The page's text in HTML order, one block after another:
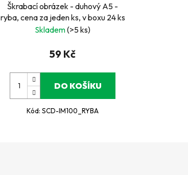
Škrabací obrázek - duhový A5 -
ryba, cena za jeden ks, v boxu 24 ks
Skladem(>5 ks)
59 Kč
DO KOŠÍKU
Kód:SCD-IM100_RYBA